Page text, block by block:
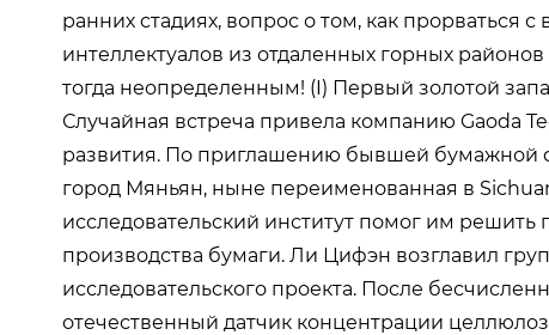
ранних стадиях, вопрос о том, как прорваться
интеллектуалов из отдаленных горных
тогда неопределенным! (I) Первый золотой
Случайная встреча привела компанию Gaoda
развития. По приглашению бывшей бумажной
город Мяньян, ныне переименованная в
исследовательский институт помог им
производства бумаги. Ли Цифэн возглавил
исследовательского проекта. После
отечественный датчик концентрации